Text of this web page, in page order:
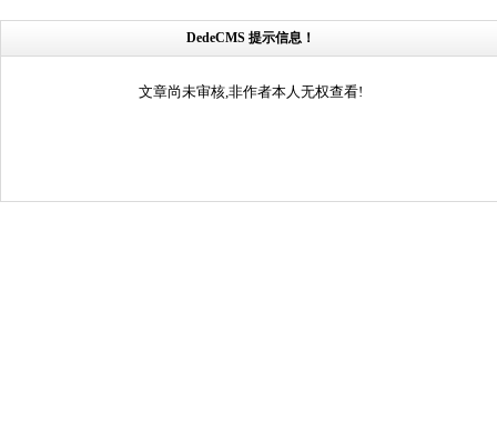
DedeCMS 提示信息！
文章尚未审核,非作者本人无权查看!